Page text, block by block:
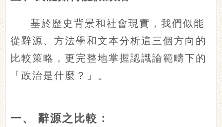
基於歷史背景和社會現實，我們似能
從辭源、方法學和文本分析這三個方向的
比較策略，更完整地掌握認識論範疇下的
「政治是什麼？」。
一、 辭源之比較：